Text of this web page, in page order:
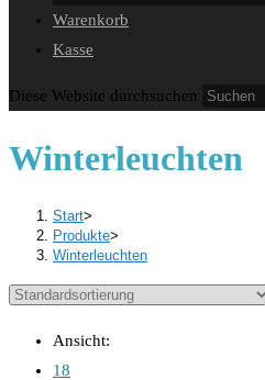
Warenkorb
Kasse
Diese Website durchsuchen
Winterleuchten
Start>
Produkte>
Winterleuchten
Ansicht:
18